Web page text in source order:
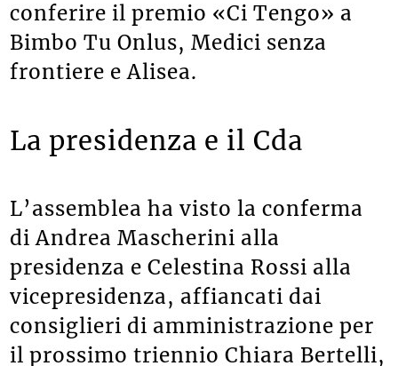
conferire il premio «Ci Tengo» a
Bimbo Tu Onlus, Medici senza
frontiere e Alisea.
La presidenza e il Cda
L’assemblea ha visto la conferma
di Andrea Mascherini alla
presidenza e Celestina Rossi alla
vicepresidenza, affiancati dai
consiglieri di amministrazione per
il prossimo triennio Chiara Bertelli,